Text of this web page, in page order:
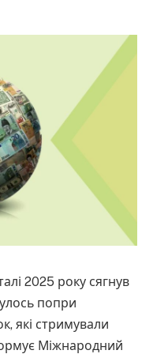
2025 року сягнув
попри
які стримували
Міжнародний